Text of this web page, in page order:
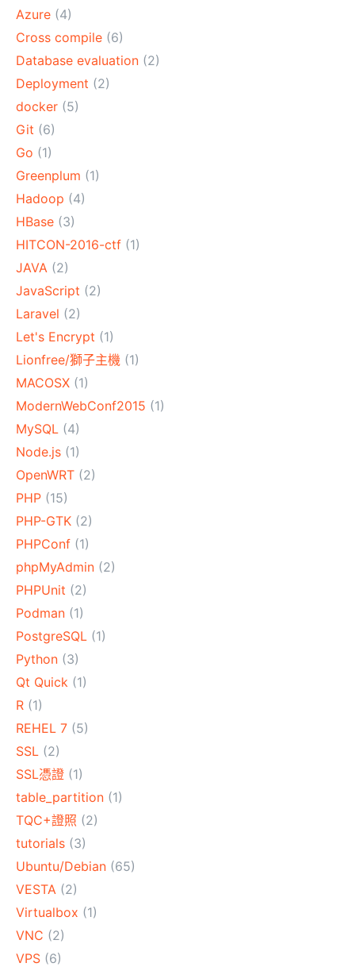
Azure (4)
Cross compile (6)
Database evaluation (2)
Deployment (2)
docker (5)
Git (6)
Go (1)
Greenplum (1)
Hadoop (4)
HBase (3)
HITCON-2016-ctf (1)
JAVA (2)
JavaScript (2)
Laravel (2)
Let's Encrypt (1)
Lionfree/獅子主機 (1)
MACOSX (1)
ModernWebConf2015 (1)
MySQL (4)
Node.js (1)
OpenWRT (2)
PHP (15)
PHP-GTK (2)
PHPConf (1)
phpMyAdmin (2)
PHPUnit (2)
Podman (1)
PostgreSQL (1)
Python (3)
Qt Quick (1)
R (1)
REHEL 7 (5)
SSL (2)
SSL憑證 (1)
table_partition (1)
TQC+證照 (2)
tutorials (3)
Ubuntu/Debian (65)
VESTA (2)
Virtualbox (1)
VNC (2)
VPS (6)